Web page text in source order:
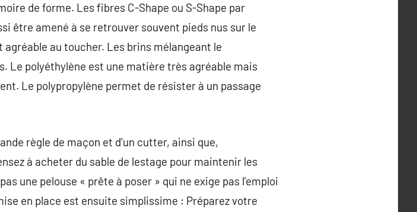
de forme. Les fibres C-Shape ou S-Shape par
être amené à se retrouver souvent pieds nus sur le
au toucher. Les brins mélangeant le
Le polyéthylène est une matière très agréable mais
Le polypropylène permet de résister à un passage
règle de maçon et d’un cutter, ainsi que,
à acheter du sable de lestage pour maintenir les
une pelouse « prête à poser » qui ne exige pas l’emploi
en place est ensuite simplissime : Préparez votre